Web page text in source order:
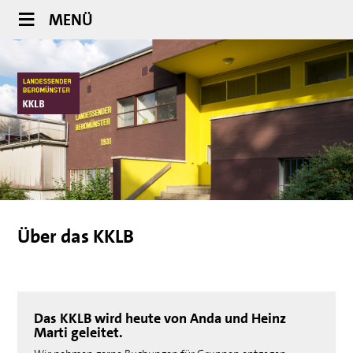
MENÜ
Über das KKLB
Das KKLB wird heute von Anda und Heinz
Marti geleitet.